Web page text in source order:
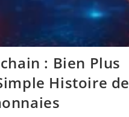
: Bien Plus
Histoire de